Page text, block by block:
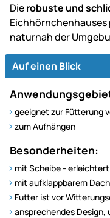
Dierobuste und
naturnah der
Auf einen Blick
geeignet zur Fütterung
zum Aufhängen
Besonderheiten:
mit Scheibe -
mit aufklappbarem
Futter ist vor
ansprechendes Design,